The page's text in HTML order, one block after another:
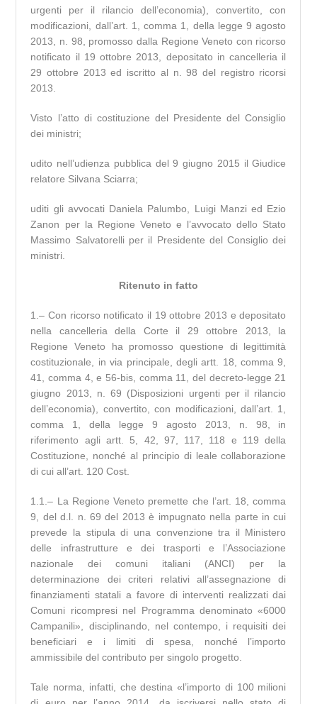
urgenti per il rilancio dell’economia), convertito, con
modificazioni, dall’art. 1, comma 1, della legge 9 agosto
2013, n. 98, promosso dalla Regione Veneto con ricorso
notificato il 19 ottobre 2013, depositato in cancelleria il
29 ottobre 2013 ed iscritto al n. 98 del registro ricorsi
2013.
Visto l’atto di costituzione del Presidente del Consiglio
dei ministri;
udito nell’udienza pubblica del 9 giugno 2015 il Giudice
relatore Silvana Sciarra;
uditi gli avvocati Daniela Palumbo, Luigi Manzi ed Ezio
Zanon per la Regione Veneto e l’avvocato dello Stato
Massimo Salvatorelli per il Presidente del Consiglio dei
ministri.
Ritenuto in fatto
1.– Con ricorso notificato il 19 ottobre 2013 e depositato
nella cancelleria della Corte il 29 ottobre 2013, la
Regione Veneto ha promosso questione di legittimità
costituzionale, in via principale, degli artt. 18, comma 9,
41, comma 4, e 56-bis, comma 11, del decreto-legge 21
giugno 2013, n. 69 (Disposizioni urgenti per il rilancio
dell’economia), convertito, con modificazioni, dall’art. 1,
comma 1, della legge 9 agosto 2013, n. 98, in
riferimento agli artt. 5, 42, 97, 117, 118 e 119 della
Costituzione, nonché al principio di leale collaborazione
di cui all’art. 120 Cost.
1.1.– La Regione Veneto premette che l’art. 18, comma
9, del d.l. n. 69 del 2013 è impugnato nella parte in cui
prevede la stipula di una convenzione tra il Ministero
delle infrastrutture e dei trasporti e l’Associazione
nazionale dei comuni italiani (ANCI) per la
determinazione dei criteri relativi all’assegnazione di
finanziamenti statali a favore di interventi realizzati dai
Comuni ricompresi nel Programma denominato «6000
Campanili», disciplinando, nel contempo, i requisiti dei
beneficiari e i limiti di spesa, nonché l’importo
ammissibile del contributo per singolo progetto.
Tale norma, infatti, che destina «l’importo di 100 milioni